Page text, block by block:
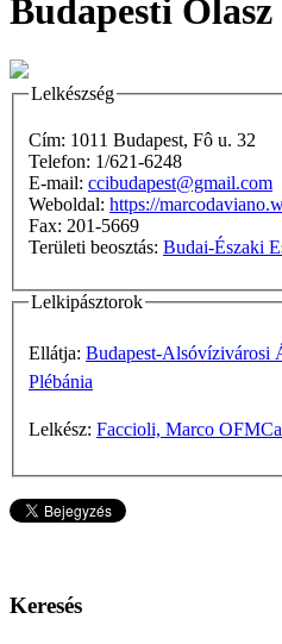
Budapesti Olasz
Lelkészség
Cím: 1011 Budapest, Fô u. 32
Telefon: 1/621-6248
E-mail: ccibudapest@gmail.com
Weboldal: https://
Fax: 201-5669
Területi beosztás: Budai-Északi
Lelkipásztorok
Ellátja: Budapest-Alsóvízivárosi
Plébánia
Lelkész: Faccioli, Marco
Keresés